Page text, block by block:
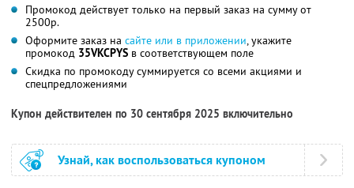
Промокод действует только на первый заказ на сумму от
2500р.
Оформите заказ на сайте или в приложении, укажите
промокод 35VKCPYS в соответствующем поле
Скидка по промокоду суммируется со всеми акциями и
спецпредложениями
Купон действителен по 30 сентября 2025 включительно
Узнай, как воспользоваться купоном